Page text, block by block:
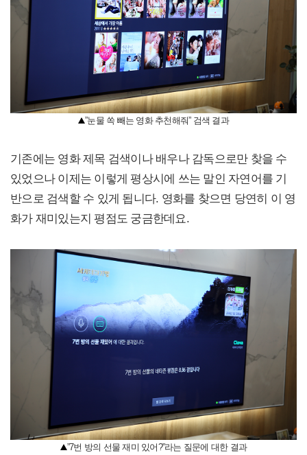
”눈물 쏙 빼는 영화 추천해줘” 검색 결과
기존에는 영화 제목 검색이나 배우나 감독으로만 찾을 수
있었으나 이제는 이렇게 평상시에 쓰는 말인 자연어를 기
반으로 검색할 수 있게 됩니다. 영화를 찾으면 당연히 이 영
화가 재미있는지 평점도 궁금한데요.
”7번 방의 선물 재미 있어?”라는 질문에 대한 결과